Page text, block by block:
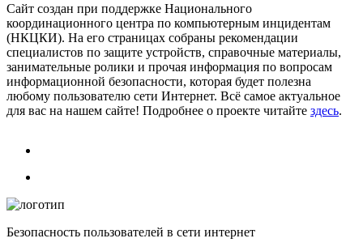
Сайт создан при поддержке Национального
координационного центра по компьютерным инцидентам
(НКЦКИ). На его страницах собраны рекомендации
специалистов по защите устройств, справочные материалы,
занимательные ролики и прочая информация по вопросам
информационной безопасности, которая будет полезна
любому пользователю сети Интернет. Всё самое актуальное
для вас на нашем сайте! Подробнее о проекте читайте здесь.
Безопасность пользователей в сети интернет